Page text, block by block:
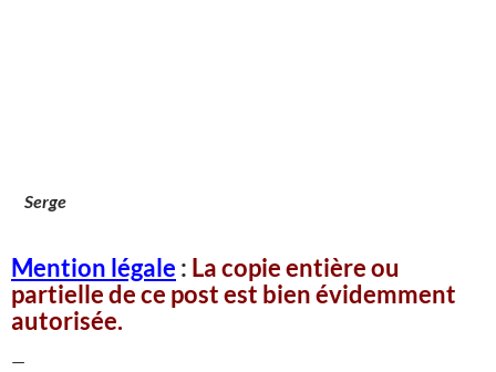
Serge
Mention légale : La copie entière ou
partielle de ce post est bien évidemment
autorisée.
—